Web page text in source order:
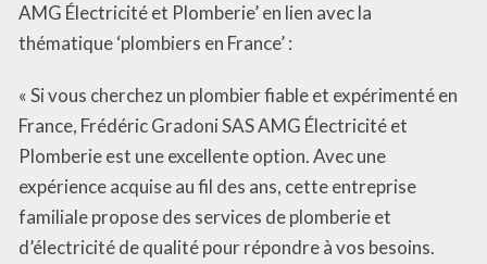
AMG Électricité et Plomberie’ en lien avec la
thématique ‘plombiers en France’ :
« Si vous cherchez un plombier fiable et expérimenté en
France, Frédéric Gradoni SAS AMG Électricité et
Plomberie est une excellente option. Avec une
expérience acquise au fil des ans, cette entreprise
familiale propose des services de plomberie et
d’électricité de qualité pour répondre à vos besoins.